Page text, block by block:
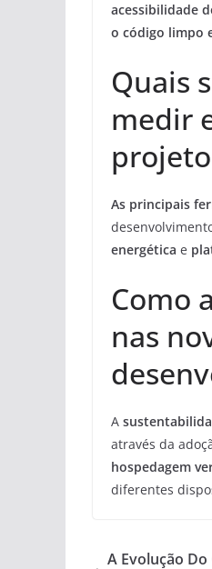
acessibilidade
o código limpo
Quais
medir
As principais
energética e
Como
nas
A
através da
hospedagem
diferentes
A Evolução